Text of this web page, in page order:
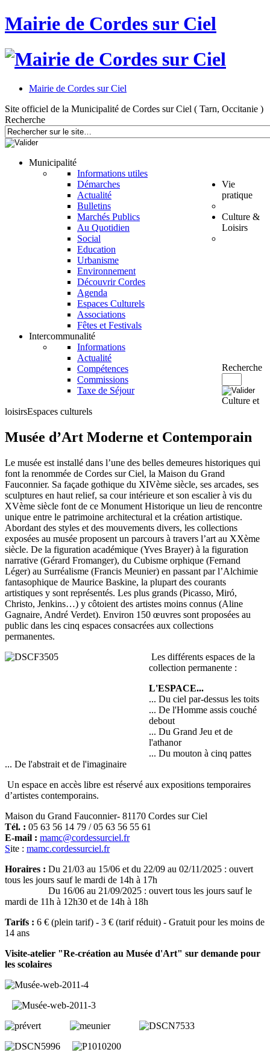
Mairie de Cordes sur Ciel
Mairie de Cordes sur Ciel
Site officiel de la Municipalité de Cordes sur Ciel ( Tarn, Occitanie )
Recherche
Municipalité
Informations utiles
Démarches
Actualité
Bulletins
Marchés Publics
Vie
pratique
Au Quotidien
Social
Education
Urbanisme
Environnement
Culture &
Loisirs
Découvrir Cordes
Agenda
Espaces Culturels
Associations
Fêtes et Festivals
Intercommunalité
Informations
Actualité
Compétences
Commissions
Taxe de Séjour
Recherche
Culture et
loisirsEspaces culturels
Musée d’Art Moderne et Contemporain
Le musée est installé dans l’une des belles demeures historiques qui
font la renommée de Cordes sur Ciel, la Maison du Grand
Fauconnier. Sa façade gothique du XIVème siècle, ses arcades, ses
sculptures en haut relief, sa cour intérieure et son escalier à vis du
XVème siècle font de ce Monument Historique un lieu de rencontre
unique entre le patrimoine architectural et la création artistique.
Abordant des styles et des mouvements divers, les collections
exposées au musée proposent un parcours à travers l’art au XXème
siècle. De la figuration académique (Yves Brayer) à la figuration
narrative (Gérard Fromanger), du Cubisme orphique (Fernand
Léger) au Surréalisme (Francis Meunier) en passant par l’Alchimie
fantasophique de Maurice Baskine, la plupart des courants
artistiques y sont représentés. Les plus grands (Picasso, Miró,
Christo, Jenkins…) y côtoient des artistes moins connus (Aline
Gagnaire, André Verdet). Environ 150 œuvres sont proposées au
public dans les cinq espaces consacrées aux collections
permanentes.
Les différents espaces de la
collection permanente :
L'ESPACE...
... Du ciel par-dessus les toits
... De l'Homme assis couché
debout
... Du Grand Jeu et de
l'athanor
... Du mouton à cinq pattes
... De l'abstrait et de l'imaginaire
Un espace en accès libre est réservé aux expositions temporaires
d’artistes contemporains.
Maison du Grand Fauconnier- 81170 Cordes sur Ciel
Tél. : 05 63 56 14 79 / 05 63 56 55 61
E-mail : mamc@cordessurciel.fr
Site : mamc.cordessurciel.fr
Horaires : Du 21/03 au 15/06 et du 22/09 au 02/11/2025 : ouvert
tous les jours sauf le mardi de 14h à 17h
Du 16/06 au 21/09/2025 : ouvert tous les jours sauf le
mardi de 11h à 12h30 et de 14h à 18h
Tarifs : 6 € (plein tarif) - 3 € (tarif réduit) - Gratuit pour les moins de
14 ans
Visite-atelier "Re-création au Musée d'Art" sur demande pour
les scolaires